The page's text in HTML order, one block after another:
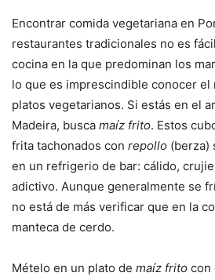
Encontrar comida vegetariana en
restaurantes tradicionales no es
cocina en la que predominan los
lo que es imprescindible conocer el
platos vegetarianos. Si estás en el
Madeira, busca maíz frito. Estos
frita tachonados con repollo (berza)
en un refrigerio de bar: cálido,
adictivo. Aunque generalmente se
no está de más verificar que en la
manteca de cerdo.
Mételo en un plato de maíz frito con